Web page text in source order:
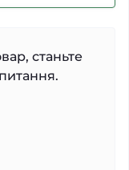
станьте